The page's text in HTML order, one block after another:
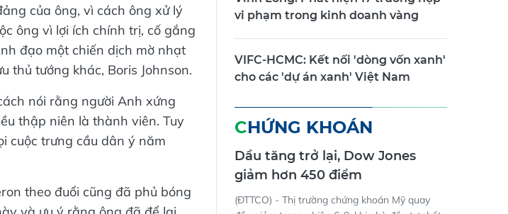
của ông, vì cách ông xử lý
ông vì lợi ích chính trị, cố gắng
đạo một chiến dịch mờ nhạt
thủ tướng khác, Boris Johnson.
nói rằng người Anh xứng
thập niên là thành viên. Tuy
cuộc trưng cầu dân ý năm
theo đuổi cũng đã phủ bóng
vi phạm trong kinh doanh vàng
VIFC-HCMC: Kết nối 'dòng vốn xanh'
cho các 'dự án xanh' Việt Nam
CHỨNG KHOÁN
Dầu tăng trở lại, Dow Jones
giảm hơn 450 điểm
(ĐTTCO) - Thị trường chứng khoán Mỹ quay